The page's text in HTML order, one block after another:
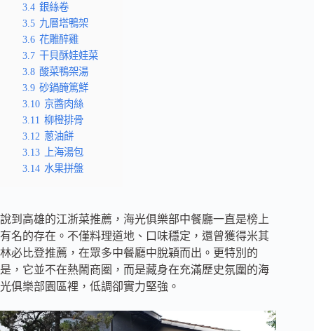
3.4 銀絲卷
3.5 九層塔鴨架
3.6 花雕醉雞
3.7 干貝酥娃娃菜
3.8 酸菜鴨架湯
3.9 砂鍋醃篤鮮
3.10 京醬肉絲
3.11 柳橙排骨
3.12 蔥油餅
3.13
上海湯包
3.14 水果拼盤
說到高雄的江浙菜推薦，海光俱樂部中餐廳一直是榜上
有名的存在。不僅料理道地、口味穩定，還曾獲得米其
林必比登推薦，在眾多中餐廳中脫穎而出。更特別的
是，它並不在熱鬧商圈，而是藏身在充滿歷史氛圍的海
光俱樂部園區裡，低調卻實力堅強。